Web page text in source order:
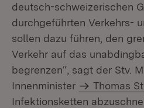
deutsch-schweizerischen
durchgeführten Verkehrs-
sollen dazu führen, den
Verkehr auf das
begrenzen“, sagt der Stv.
Innenminister
Thomas
Infektionsketten